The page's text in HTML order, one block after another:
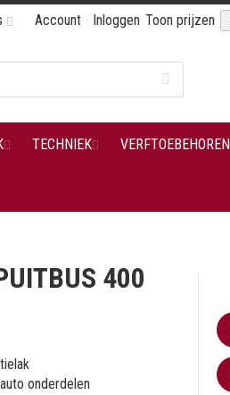
Account Inloggen Toon prijzen
TECHNIEK VERFTOEBEHOREN
400
onderdelen